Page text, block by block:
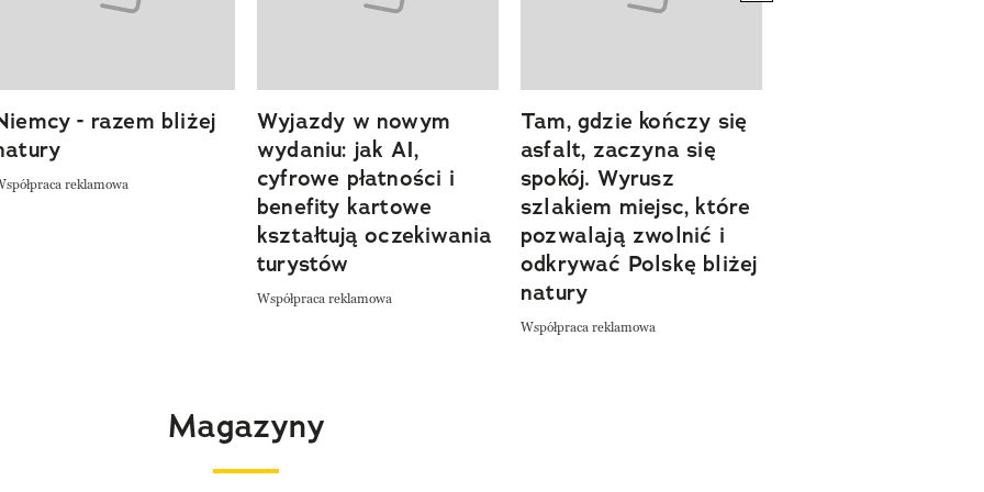
- razem bliżej
reklamowa
Wyjazdy w nowym
wydaniu: jak AI,
cyfrowe płatności i
benefity kartowe
kształtują oczekiwania
turystów
Współpraca reklamowa
Tam, gdzie kończy się
asfalt, zaczyna się
spokój. Wyrusz
szlakiem miejsc, które
pozwalają zwolnić i
odkrywać Polskę bliżej
natury
Współpraca reklamowa
Magazyny